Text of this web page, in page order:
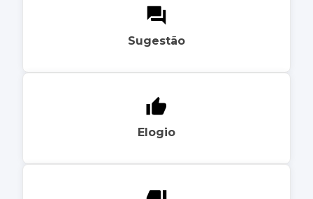
Sugestão
Elogio